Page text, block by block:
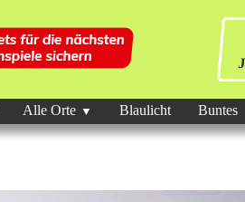
Alle Orte Blaulicht Buntes